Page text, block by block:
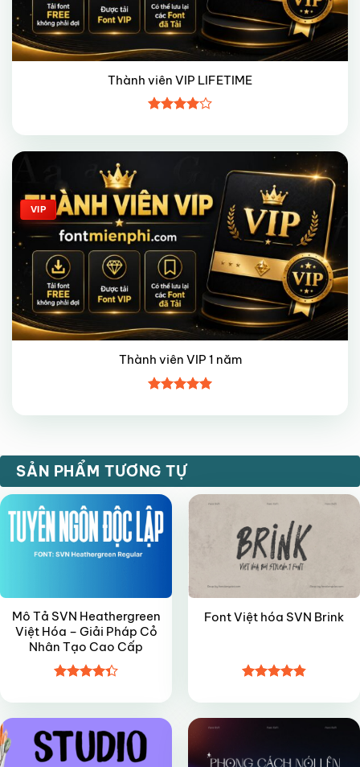
Thành viên VIP LIFETIME
xếp hạng
Giảm giá!
VIP
Thành viên VIP 1 năm
hạng55
SẢN PHẨM TƯƠNG TỰ
FREE
Mô Tả SVN Heathergreen
Việt Hóa – Giải Pháp Cỏ
Nhân Tạo Cao Cấp
hạng4.35
5 sao
Font Việt hóa SVN Brink
hạng4.85
5 sao